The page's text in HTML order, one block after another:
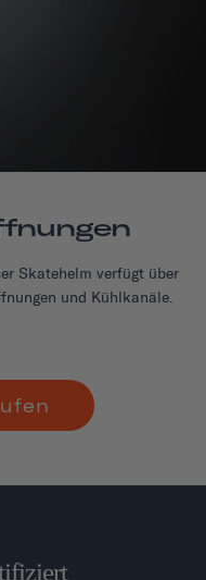
Skatehelm verfügt über
und Kühlkanäle.